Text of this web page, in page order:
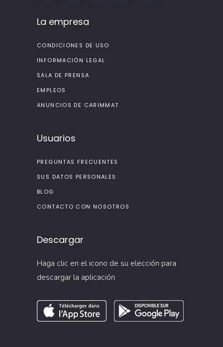
La empresa
CONDICIONES DE USO
INFORMACIÓN LEGAL
SALA DE PRENSA
EMPLEOS
ANUNCIOS DE CARIMMAT
Usuarios
PREGUNTAS FRECUENTES
SUS DATOS PERSONALES
BLOG
CONTACTO CON NOSOTROS
Descargar
Haga clic en el icono de su elección para
descargar la aplicación